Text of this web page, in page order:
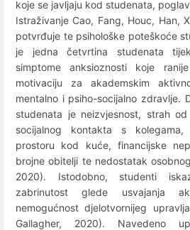
koje se javljaju kod studenata,
Istraživanje Cao, Fang, Houc, Han,
potvrđuje te psihološke poteškoće
je jedna četvrtina studenata
simptome anksioznosti koje
motivaciju za akademskim
mentalno i psiho-socijalno zdravlje.
studenata je neizvjesnost, strah
socijalnog kontakta s
prostoru kod kuće, financijske
brojne obitelji te nedostatak
2020). Istodobno, studenti
zabrinutost glede usvajanja
nemogućnost djelotvornijeg
Gallagher, 2020). Navedeno